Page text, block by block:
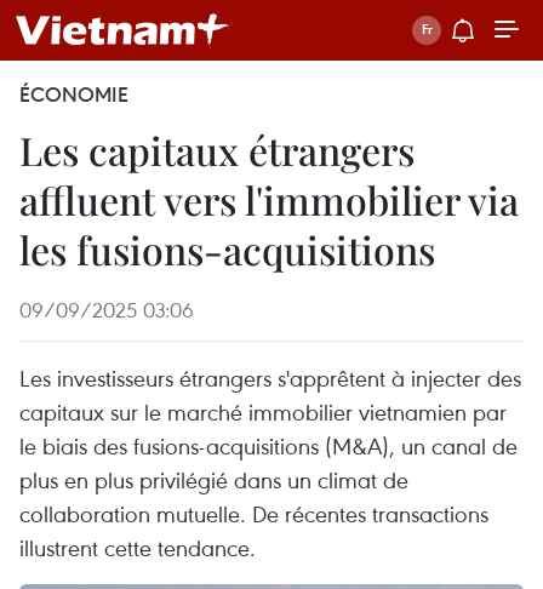
ÉCONOMIE
Les capitaux étrangers
affluent vers l'immobilier via
les fusions-acquisitions
09/09/2025 03:06
Les investisseurs étrangers s'apprêtent à injecter des
capitaux sur le marché immobilier vietnamien par
le biais des fusions-acquisitions (M&A), un canal de
plus en plus privilégié dans un climat de
collaboration mutuelle. De récentes transactions
illustrent cette tendance.